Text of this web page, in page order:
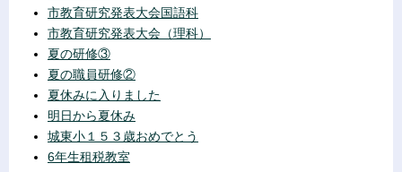
市教育研究発表大会国語科
市教育研究発表大会（理科）
夏の研修③
夏の職員研修②
夏休みに入りました
明日から夏休み
城東小１５３歳おめでとう
6年生租税教室